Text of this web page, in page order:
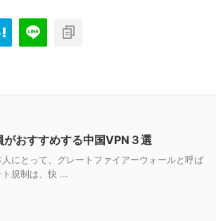
がおすすめする中国VPN３選
にとって、グレートファイアーウォールと呼ば
規制は、快 ...